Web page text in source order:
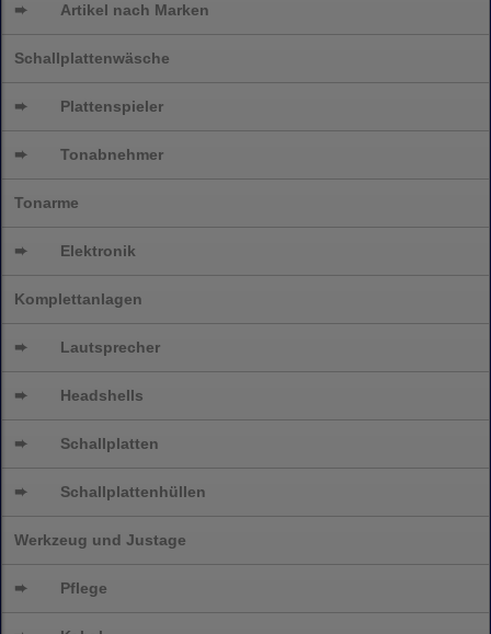
➨ Artikel nach Marken
Schallplattenwäsche
➨ Plattenspieler
➨ Tonabnehmer
Tonarme
➨ Elektronik
Komplettanlagen
➨ Lautsprecher
➨ Headshells
➨ Schallplatten
➨ Schallplattenhüllen
Werkzeug und Justage
➨ Pflege